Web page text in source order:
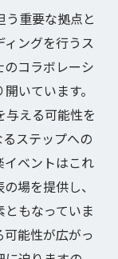
重要な拠点と
ィングを行うス
コラボレーシ
いています。
与える可能性を
ステップへの
イベントはこれ
場を提供し、
もなっていま
能性が広がっ